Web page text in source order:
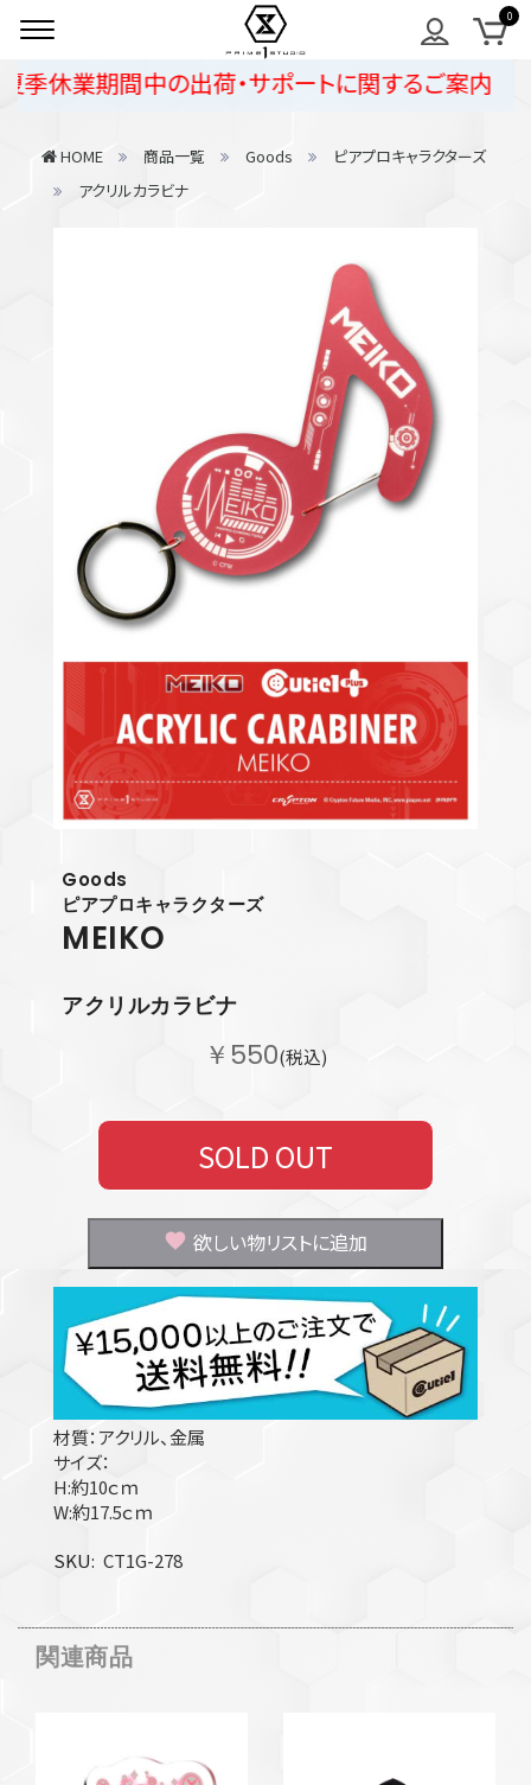
業期間中の出荷・サポートに関するご案内
HOME 商品一覧 Goods
ピアプロキャラクターズ
アクリルカラビナ
Goods
ピアプロキャラクターズ
MEIKO
アクリルカラビナ
￥550(税込)
SOLD OUT
欲しい物リストに追加
材質：アクリル、金属
サイズ：
H:約10ｃｍ
W:約17.5ｃｍ
SKU CT1G-278
関連商品